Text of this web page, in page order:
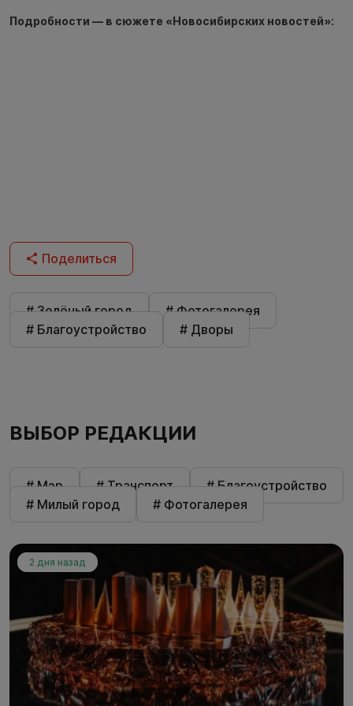
Подробности — в сюжете «Новосибирских новостей»:
Поделиться
# Зелёный город
# Фотогалерея
# Благоустройство
# Дворы
ВЫБОР РЕДАКЦИИ
# Мэр # Транспорт
# Благоустройство
# Милый город
# Фотогалерея
2 дня назад